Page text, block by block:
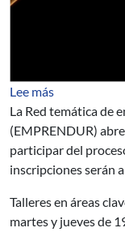
Lee mássobre
La Red temática de
(EMPRENDUR)
participar del
inscripciones serán
Talleres en áreas
martes y jueves de